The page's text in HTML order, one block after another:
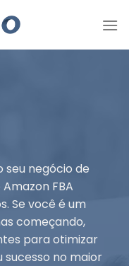
seu negócio de
FBA
Se você é um
começando,
para otimizar
sucesso no maior